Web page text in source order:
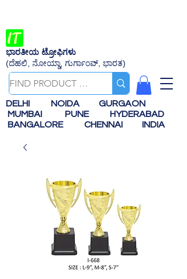
ಭಾರತೀಯ ಟ್ರೋಫಿಗಳು
(ದೆಹಲಿ, ನೋಯ್ಡಾ, ಗುರ್ಗಾಂವ್, ಭಾರತ)
DELHI NOIDA
GURGAON
MUMBAI
PUNE
HYDERABAD
BANGALORE
CHENNAI INDIA